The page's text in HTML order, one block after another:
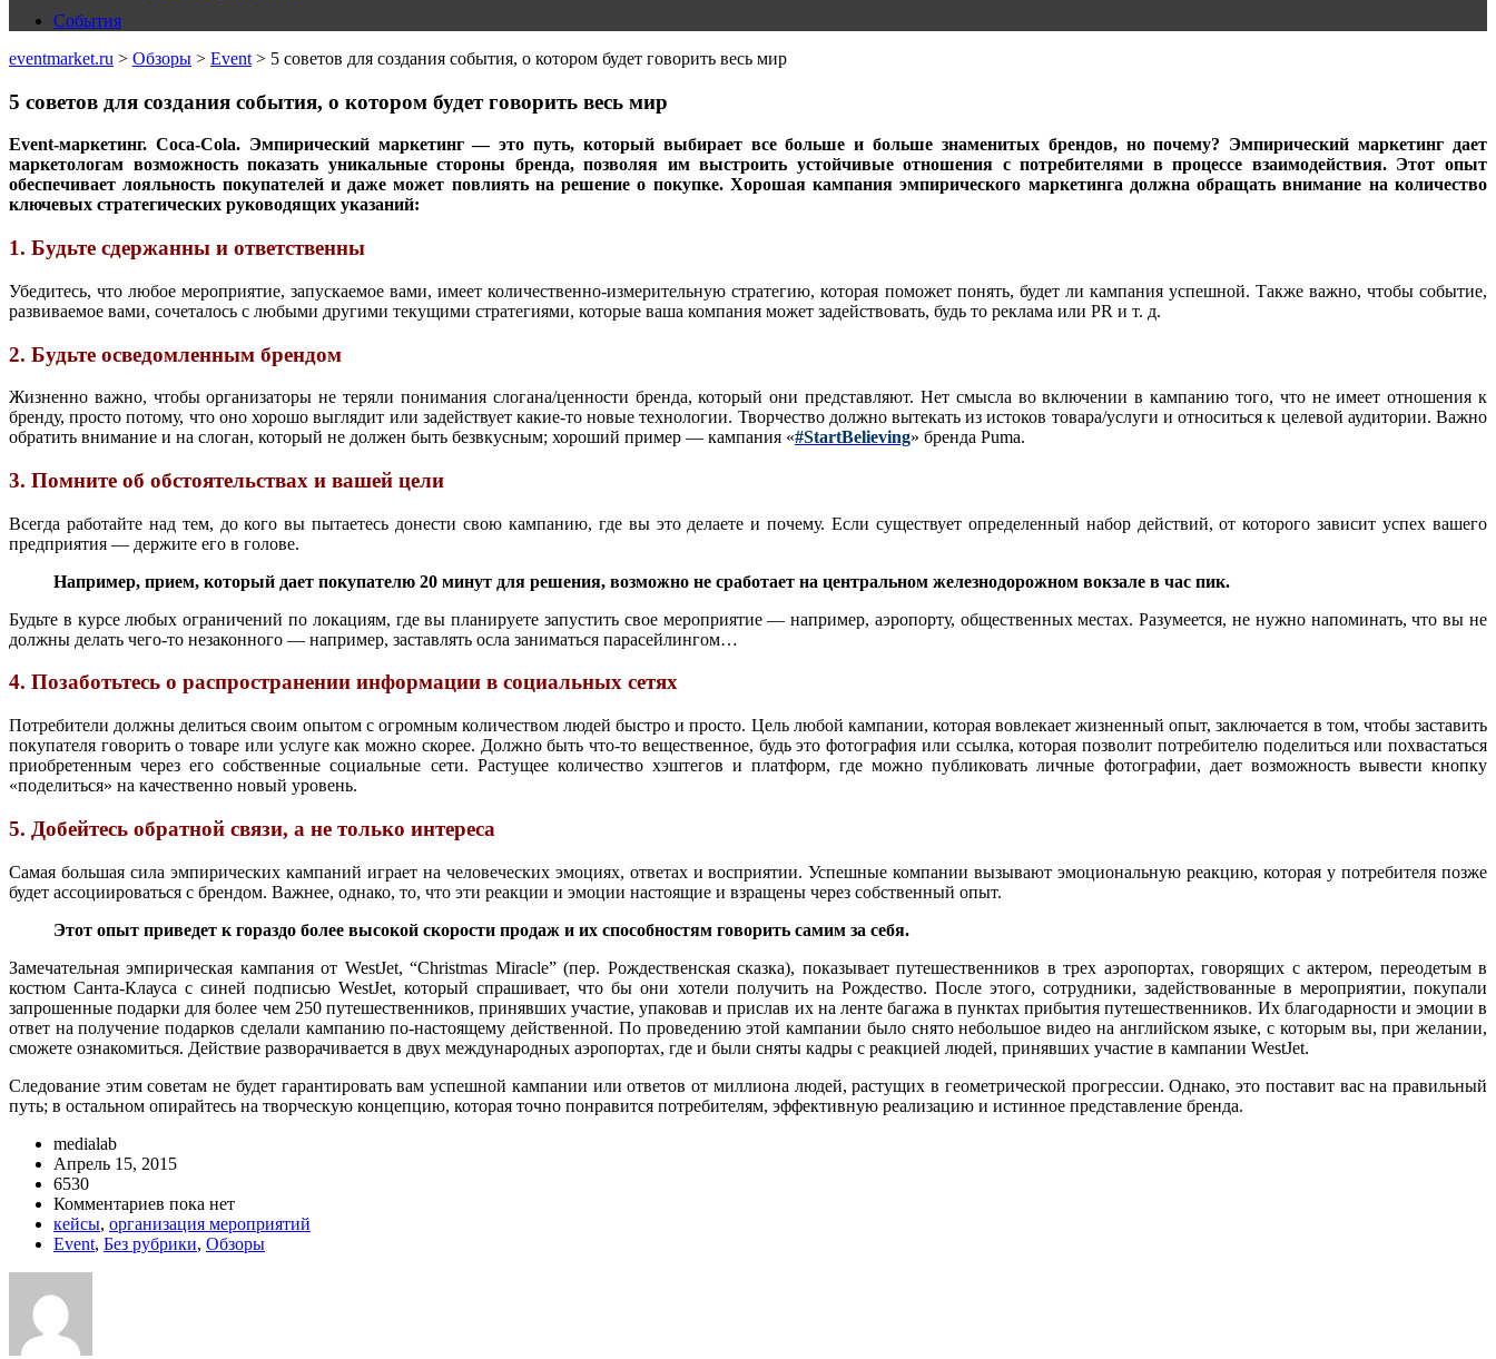
События
eventmarket.ru > Обзоры > Event > 5 советов для создания события, о котором будет говорить весь мир
5 советов для создания события, о котором будет говорить весь мир
Event-маркетинг. Coca-Cola. Эмпирический маркетинг — это путь, который выбирает все больше и больше знаменитых брендов, но почему? Эмпирический маркетинг дает
маркетологам возможность показать уникальные стороны бренда, позволяя им выстроить устойчивые отношения с потребителями в процессе взаимодействия. Этот опыт
обеспечивает лояльность покупателей и даже может повлиять на решение о покупке. Хорошая кампания эмпирического маркетинга должна обращать внимание на количество
ключевых стратегических руководящих указаний:
1. Будьте сдержанны и ответственны
Убедитесь, что любое мероприятие, запускаемое вами, имеет количественно-измерительную стратегию, которая поможет понять, будет ли кампания успешной. Также важно, чтобы событие,
развиваемое вами, сочеталось с любыми другими текущими стратегиями, которые ваша компания может задействовать, будь то реклама или PR и т. д.
2. Будьте осведомленным брендом
Жизненно важно, чтобы организаторы не теряли понимания слогана/ценности бренда, который они представляют. Нет смысла во включении в кампанию того, что не имеет отношения к
бренду, просто потому, что оно хорошо выглядит или задействует какие-то новые технологии. Творчество должно вытекать из истоков товара/услуги и относиться к целевой аудитории. Важно
обратить внимание и на слоган, который не должен быть безвкусным; хороший пример — кампания «#StartBelieving» бренда Puma.
3. Помните об обстоятельствах и вашей цели
Всегда работайте над тем, до кого вы пытаетесь донести свою кампанию, где вы это делаете и почему. Если существует определенный набор действий, от которого зависит успех вашего
предприятия — держите его в голове.
Например, прием, который дает покупателю 20 минут для решения, возможно не сработает на центральном железнодорожном вокзале в час пик.
Будьте в курсе любых ограничений по локациям, где вы планируете запустить свое мероприятие — например, аэропорту, общественных местах. Разумеется, не нужно напоминать, что вы не
должны делать чего-то незаконного — например, заставлять осла заниматься парасейлингом…
4. Позаботьтесь о распространении информации в социальных сетях
Потребители должны делиться своим опытом с огромным количеством людей быстро и просто. Цель любой кампании, которая вовлекает жизненный опыт, заключается в том, чтобы заставить
покупателя говорить о товаре или услуге как можно скорее. Должно быть что-то вещественное, будь это фотография или ссылка, которая позволит потребителю поделиться или похвастаться
приобретенным через его собственные социальные сети. Растущее количество хэштегов и платформ, где можно публиковать личные фотографии, дает возможность вывести кнопку
«поделиться» на качественно новый уровень.
5. Добейтесь обратной связи, а не только интереса
Самая большая сила эмпирических кампаний играет на человеческих эмоциях, ответах и восприятии. Успешные компании вызывают эмоциональную реакцию, которая у потребителя позже
будет ассоциироваться с брендом. Важнее, однако, то, что эти реакции и эмоции настоящие и взращены через собственный опыт.
Этот опыт приведет к гораздо более высокой скорости продаж и их способностям говорить самим за себя.
Замечательная эмпирическая кампания от WestJet, “Christmas Miracle” (пер. Рождественская сказка), показывает путешественников в трех аэропортах, говорящих с актером, переодетым в
костюм Санта-Клауса с синей подписью WestJet, который спрашивает, что бы они хотели получить на Рождество. После этого, сотрудники, задействованные в мероприятии, покупали
запрошенные подарки для более чем 250 путешественников, принявших участие, упаковав и прислав их на ленте багажа в пунктах прибытия путешественников. Их благодарности и эмоции в
ответ на получение подарков сделали кампанию по-настоящему действенной. По проведению этой кампании было снято небольшое видео на английском языке, с которым вы, при желании,
сможете ознакомиться. Действие разворачивается в двух международных аэропортах, где и были сняты кадры с реакцией людей, принявших участие в кампании WestJet.
Следование этим советам не будет гарантировать вам успешной кампании или ответов от миллиона людей, растущих в геометрической прогрессии. Однако, это поставит вас на правильный
путь; в остальном опирайтесь на творческую концепцию, которая точно понравится потребителям, эффективную реализацию и истинное представление бренда.
medialab
Апрель 15, 2015
6530
Комментариев пока нет
кейсы, организация мероприятий
Event, Без рубрики, Обзоры